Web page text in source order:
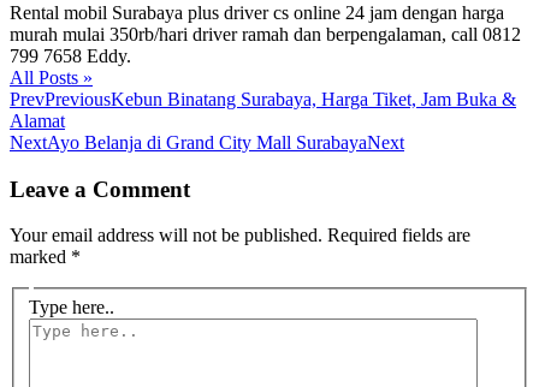
Rental mobil Surabaya plus driver cs online 24 jam dengan harga
murah mulai 350rb/hari driver ramah dan berpengalaman, call 0812
799 7658 Eddy.
All Posts »
PrevPreviousKebun Binatang Surabaya, Harga Tiket, Jam Buka &
Alamat
NextAyo Belanja di Grand City Mall SurabayaNext
Leave a Comment
Your email address will not be published. Required fields are
marked *
Type here..